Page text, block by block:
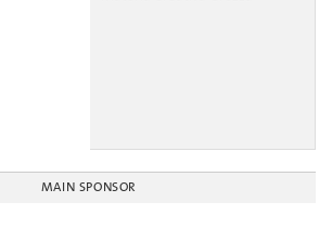
MAIN SPONSOR